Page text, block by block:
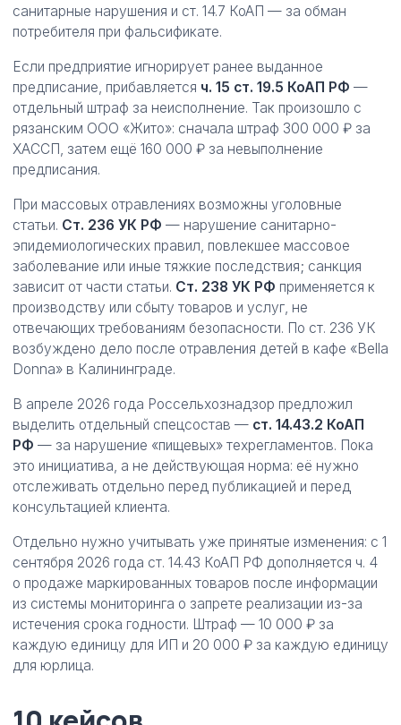
санитарные нарушения и ст. 14.7 КоАП — за обман
потребителя при фальсификате.
Если предприятие игнорирует ранее выданное
предписание, прибавляется ч. 15 ст. 19.5 КоАП РФ —
отдельный штраф за неисполнение. Так произошло с
рязанским ООО «Жито»: сначала штраф 300 000 ₽ за
ХАССП, затем ещё 160 000 ₽ за невыполнение
предписания.
При массовых отравлениях возможны уголовные
статьи. Ст. 236 УК РФ — нарушение санитарно-
эпидемиологических правил, повлекшее массовое
заболевание или иные тяжкие последствия; санкция
зависит от части статьи. Ст. 238 УК РФ применяется к
производству или сбыту товаров и услуг, не
отвечающих требованиям безопасности. По ст. 236 УК
возбуждено дело после отравления детей в кафе «Bella
Donna» в Калининграде.
В апреле 2026 года Россельхознадзор предложил
выделить отдельный спецсостав — ст. 14.43.2 КоАП
РФ — за нарушение «пищевых» техрегламентов. Пока
это инициатива, а не действующая норма: её нужно
отслеживать отдельно перед публикацией и перед
консультацией клиента.
Отдельно нужно учитывать уже принятые изменения: с 1
сентября 2026 года ст. 14.43 КоАП РФ дополняется ч. 4
о продаже маркированных товаров после информации
из системы мониторинга о запрете реализации из-за
истечения срока годности. Штраф — 10 000 ₽ за
каждую единицу для ИП и 20 000 ₽ за каждую единицу
для юрлица.